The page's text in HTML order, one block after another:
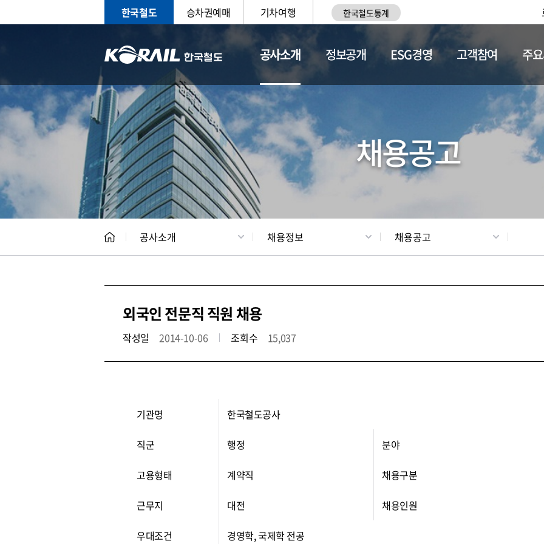
한국철도 승차권예매 기차여행 한국철도통계
공사소개
CEO 일반현황 채용정보
정보공개 ESG경영 고객참여 주
채용공고
공사소개 채용정보 채용공고
외국인 전문직 직원 채용
작성일 2014-10-06 조회수 15,037
기관명 한국철도공사
직군 행정 분야
고용형태 계약직 채용구분
근무지 대전 채용인원
우대조건 경영학, 국제학 전공